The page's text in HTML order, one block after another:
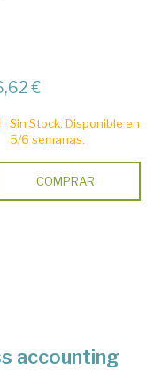
€
Sin Stock. Disponible en
5/6 semanas.
COMPRAR
accounting